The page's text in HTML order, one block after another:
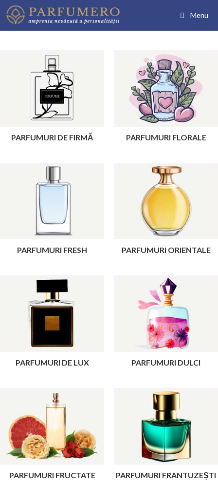
Sari
la
Menu
PARFUMURI DE FIRMĂ PARFUMURI FLORALE
PARFUMURI FRESH PARFUMURI ORIENTALE
PARFUMURI DE LUX PARFUMURI DULCI
PARFUMURI FRUCTATE PARFUMURI FRANTUZEȘTI